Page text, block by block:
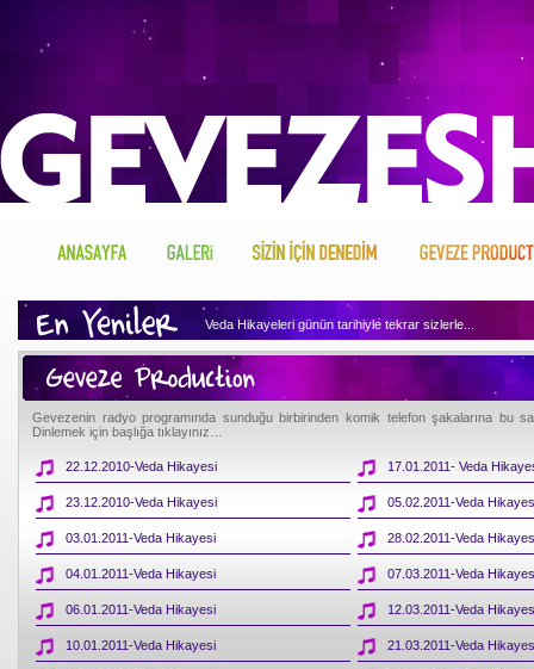
Veda Hikayeleri günün tarihiyle tekrar sizlerle...
Geveze'nin arşivini dinlemek için tıklayın...
Geveze Sizin İçin Neler Denemiş merak ediyor
Geveze'nin gönlünden sizin için ne kopuyormuş biliyor
Gevezenin radyo programında sunduğu birbirinden komik telefon şakalarına bu
Dinlemek için başlığa tıklayınız…
22.12.2010-Veda Hikayesi 17.01.2011- Veda
23.12.2010-Veda Hikayesi 05.02.2011-Veda
03.01.2011-Veda Hikayesi 28.02.2011-Veda
04.01.2011-Veda Hikayesi 07.03.2011-Veda
06.01.2011-Veda Hikayesi 12.03.2011-Veda
10.01.2011-Veda Hikayesi 21.03.2011-Veda